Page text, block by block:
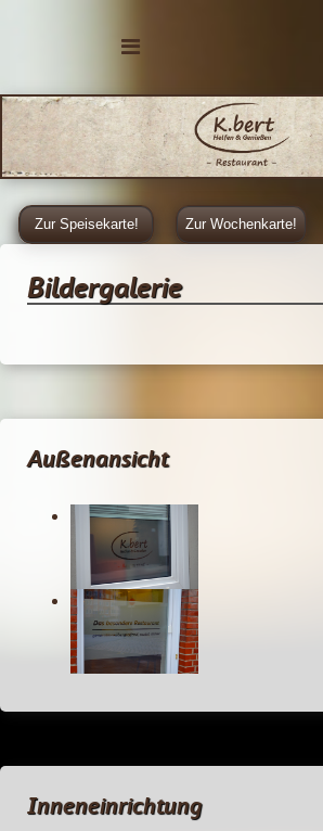
Zur Speisekarte! Zur Wochenkarte!
Bildergalerie
Außenansicht
Inneneinrichtung